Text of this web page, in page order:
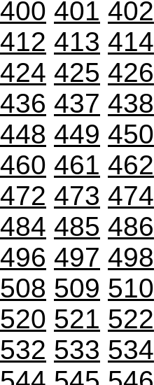
400 401 402
412 413 414
424 425 426
436 437 438
448 449 450
460 461 462
472 473 474
484 485 486
496 497 498
508 509 510
520 521 522
532 533 534